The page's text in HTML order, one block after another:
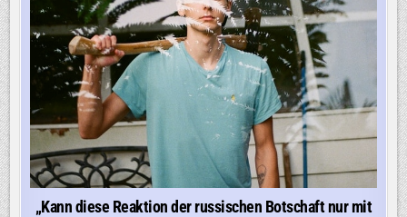
„Kann diese Reaktion der russischen Botschaft nur mit